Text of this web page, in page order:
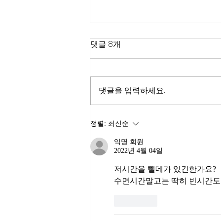
한국 경제
2026년이 밝았다. KOSPI는 4,400
동안 8.71% 올랐다. 1999년 이후
다. 숫자만 보면 대한민국 경제가
그러나 상가 절반이 공실이고, 폐
업 신고가 줄을 잇는다. 자영업자
10명 중 4명 이상이 향후 3년 내
댓글 8개
댓글을 입력하세요.
정렬: 최신순
익명 회원
2022년 4월 04일
저시간을 뺄데가 있긴한가요?
수면시간말고는 딱히 빈시간